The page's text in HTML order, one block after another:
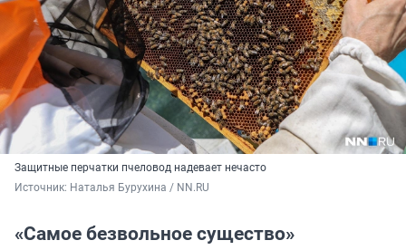
Защитные перчатки пчеловод надевает нечасто
Источник: Наталья Бурухина / NN.RU
«Самое безвольное существо»